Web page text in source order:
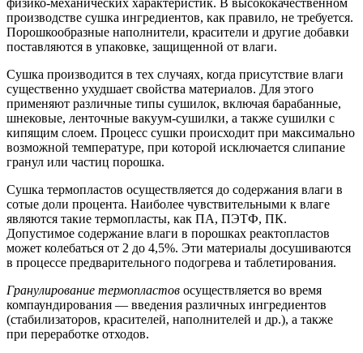
производстве сушка ингредиентов, как правило, не требуется.
Порошкообразные наполнители, красители и другие добавки
поставляются в упаковке, защищенной от влаги.
Сушка производится в тех случаях, когда присутствие влаги
существенно ухудшает свойства материалов. Для этого
применяют различные типы сушилок, включая барабанные,
шнековые, ленточные вакуум-сушилки, а также сушилки с
кипящим слоем. Процесс сушки происходит при максимально
возможной температуре, при которой исключается слипание
гранул или частиц порошка.
Сушка термопластов осуществляется до содержания влаги в
сотые доли процента. Наиболее чувствительными к влаге
являются такие термопласты, как ПА, ПЭТФ, ПК.
Допустимое содержание влаги в порошках реактопластов
может колебаться от 2 до 4,5%. Эти материалы досушиваются
в процессе предварительного подогрева и таблетирования.
Гранулирование термопластов осуществляется во время
компаундирования — введения различных ингредиентов
(стабилизаторов, красителей, наполнителей и др.), а также
при переработке отходов.